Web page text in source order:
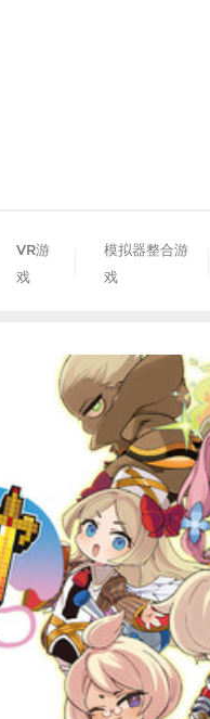
VR游
戏
模拟器整合游
戏